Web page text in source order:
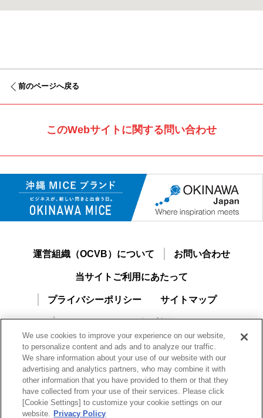
前のページへ戻る
このWebサイトに関する問い合わせ
運営組織（OCVB）について お問い合わせ
当サイトご利用にあたって
プライバシーポリシー サイトマップ
おきなわMICEナビご利用ガイド
新規ユーザー登録
We use cookies to improve your experience on our website,
to personalize content and ads and to analyze our traffic.
We share information about your use of our website with our
advertising and analytics partners, who may combine it with
other information that you have provided to them or that they
have collected from your use of their services. Please click
[Cookie Settings] to customize your cookie settings on our
website. Privacy Policy